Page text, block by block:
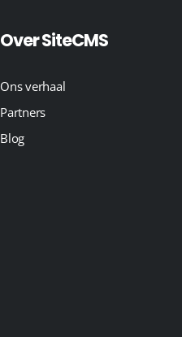
Over SiteCMS
Ons verhaal
Partners
Blog